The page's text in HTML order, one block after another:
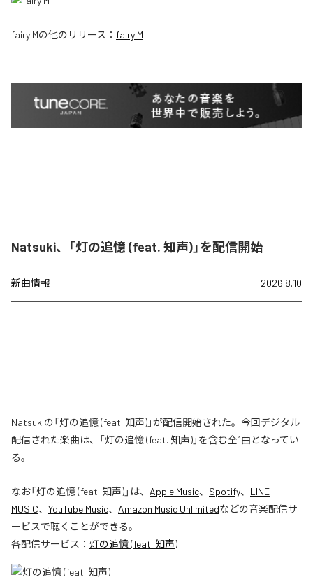
fairy Mの他のリリース： fairy M
Natsuki、「灯の追憶 (feat. 知声)」を配信開始
新曲情報 2026.8.10
Natsukiの「灯の追憶 (feat. 知声)」が配信開始された。今回デジタル
配信された楽曲は、「灯の追憶 (feat. 知声)」を含む全1曲となってい
る。
なお「灯の追憶 (feat. 知声)」は、 Apple Music、 Spotify、 LINE
MUSIC、 YouTube Music、 Amazon Music Unlimitedなどの音楽配信サ
ービスで聴くことができる。
各配信サービス： 灯の追憶 (feat. 知声)